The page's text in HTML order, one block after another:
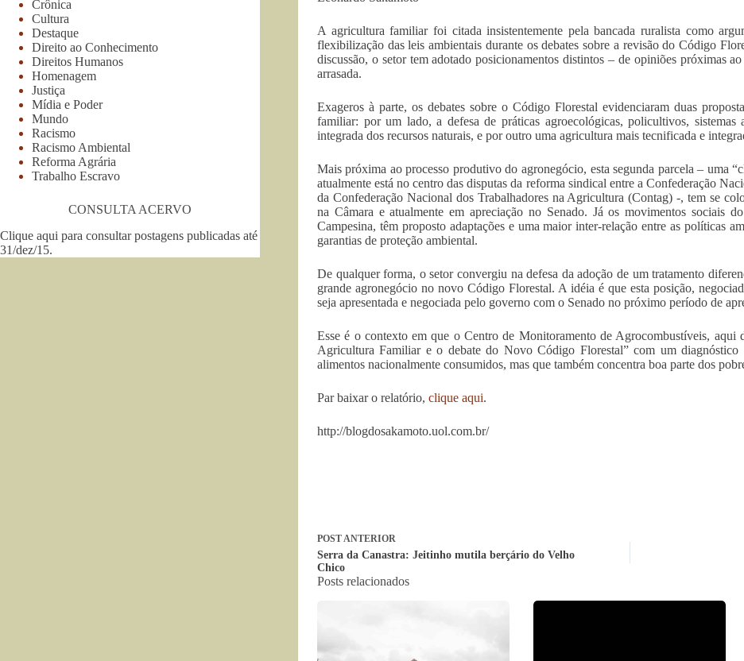
A agricultura familiar foi citada insistentemente pela bancada ruralista como
flexibilização das leis ambientais durante os debates sobre a revisão do Código
discussão, o setor tem adotado posicionamentos distintos – de opiniões próximas
arrasada.
Exageros à parte, os debates sobre o Código Florestal evidenciaram duas
familiar: por um lado, a defesa de práticas agroecológicas, policultivos, sistemas
integrada dos recursos naturais, e por outro uma agricultura mais tecnificada e
Mais próxima ao processo produtivo do agronegócio, esta segunda parcela – uma
atualmente está no centro das disputas da reforma sindical entre a Confederação
da Confederação Nacional dos Trabalhadores na Agricultura (Contag) -, tem se
na Câmara e atualmente em apreciação no Senado. Já os movimentos sociais
Campesina, têm proposto adaptações e uma maior inter-relação entre as políticas
garantias de proteção ambiental.
De qualquer forma, o setor convergiu na defesa da adoção de um tratamento
grande agronegócio no novo Código Florestal. A idéia é que esta posição,
seja apresentada e negociada pelo governo com o Senado no próximo período de
Esse é o contexto em que o Centro de Monitoramento de Agrocombustíveis,
Agricultura Familiar e o debate do Novo Código Florestal” com um diagnóstico
alimentos nacionalmente consumidos, mas que também concentra boa parte dos
Par baixar o relatório, clique aqui.
http://blogdosakamoto.uol.com.br/
POSTANTERIOR
Serra da Canastra: Jeitinho mutila berçário do Velho
Chico
Posts relacionados
Crônica
Cultura
Destaque
Direito ao Conhecimento
Direitos Humanos
Homenagem
Justiça
Mídia e Poder
Mundo
Racismo
Racismo Ambiental
Reforma Agrária
Trabalho Escravo
CONSULTA ACERVO
Clique aqui para consultar postagens publicadas até
31/dez/15.